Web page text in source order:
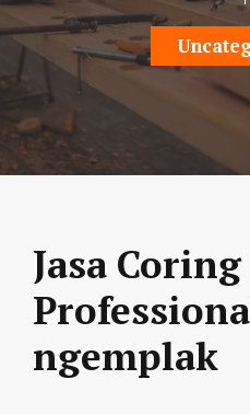
Jasa
ngemplak